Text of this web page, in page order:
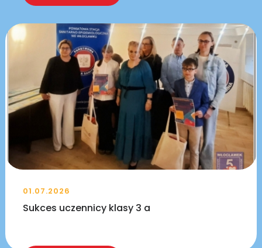
01.07.2026
Sukces uczennicy klasy 3 a